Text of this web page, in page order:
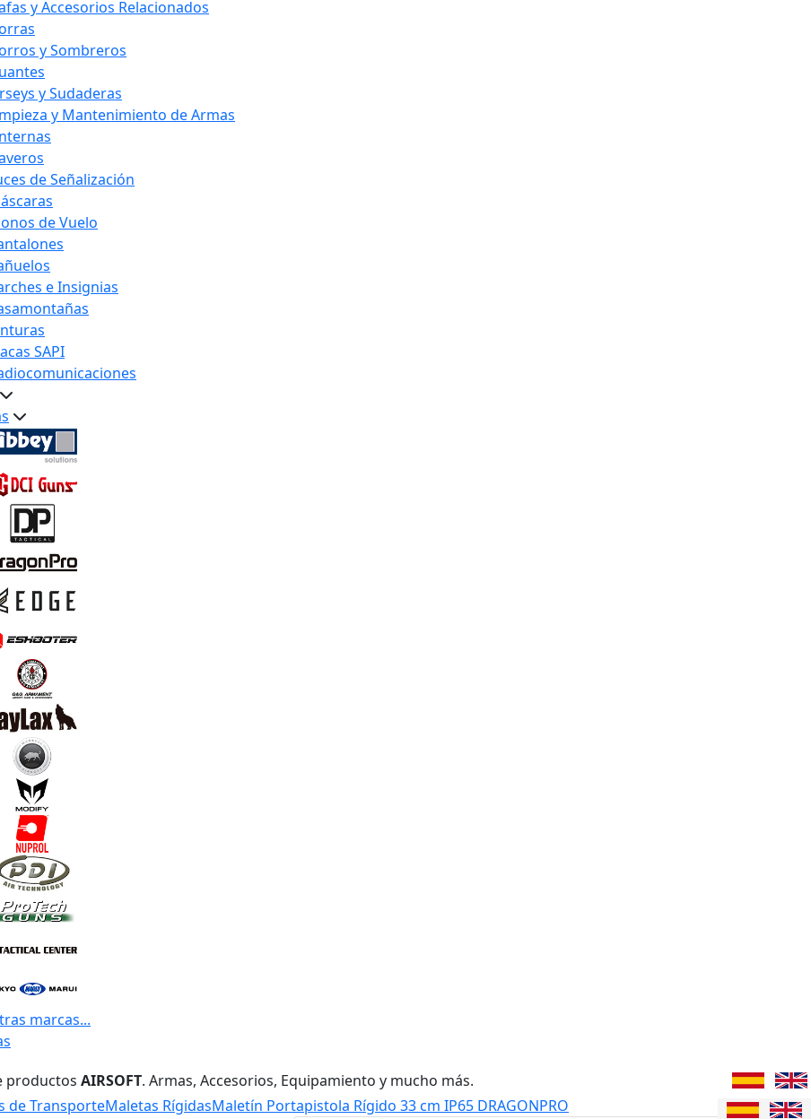
y Accesorios Relacionados
y Sombreros
y Sudaderas
y Mantenimiento de Armas
de Señalización
de Vuelo
e Insignias
SAPI
marcas...
productos AIRSOFT. Armas, Accesorios, Equipamiento y mucho más.
de TransporteMaletas RígidasMaletín Portapistola Rígido 33 cm IP65 DRAGONPRO